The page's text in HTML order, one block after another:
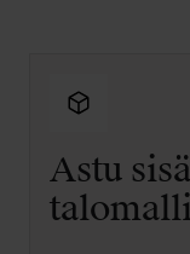
Astu